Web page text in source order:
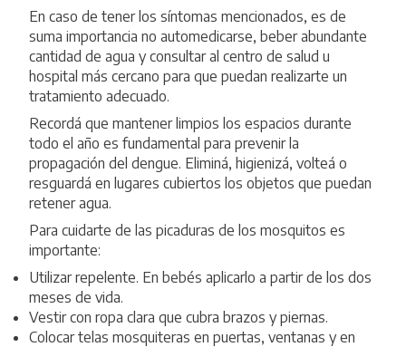
En caso de tener los síntomas mencionados, es de
suma importancia no automedicarse, beber abundante
cantidad de agua y consultar al centro de salud u
hospital más cercano para que puedan realizarte un
tratamiento adecuado.
Recordá que mantener limpios los espacios durante
todo el año es fundamental para prevenir la
propagación del dengue. Eliminá, higienizá, volteá o
resguardá en lugares cubiertos los objetos que puedan
retener agua.
Para cuidarte de las picaduras de los mosquitos es
importante:
Utilizar repelente. En bebés aplicarlo a partir de los dos
meses de vida.
Vestir con ropa clara que cubra brazos y piernas.
Colocar telas mosquiteras en puertas, ventanas y en